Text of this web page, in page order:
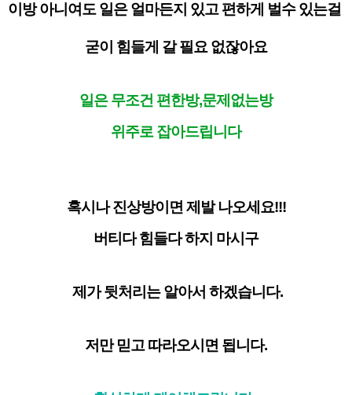
이방 아니여도 일은 얼마든지 있고 편하게 벌수 있는걸
굳이 힘들게 갈 필요 없잖아요
일은 무조건 편한방,문제없는방
위주로 잡아드립니다
혹시나 진상방이면 제발 나오세요!!!
버티다 힘들다 하지 마시구
제가 뒷처리는 알아서 하겠습니다.
저만 믿고 따라오시면 됩니다.